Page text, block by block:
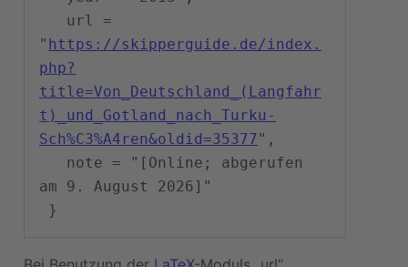
" https://skipperguide.de/index.
php?
title=Von_Deutschland_(Langfahr
t)_und_Gotland_nach_Turku-
Sch%C3%A4ren&oldid=35377",
am 9. August 2026]"